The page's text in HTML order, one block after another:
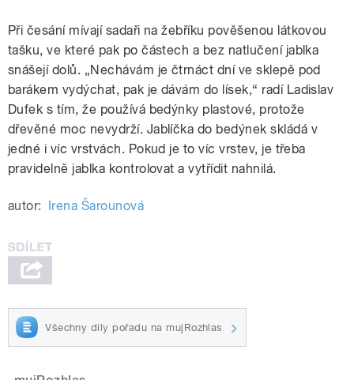
Při česání mívají sadaři na žebříku pověšenou látkovou
tašku, ve které pak po částech a bez natlučení jablka
snášejí dolů. „Nechávám je čtrnáct dní ve sklepě pod
barákem vydýchat, pak je dávám do lísek,“ radí Ladislav
Dufek s tím, že používá bedýnky plastové, protože
dřevěné moc nevydrží. Jablíčka do bedýnek skládá v
jedné i víc vrstvách. Pokud je to víc vrstev, je třeba
pravidelně jablka kontrolovat a vytřídit nahnilá.
autor: Irena Šarounová
Všechny díly pořadu na mujRozhlas